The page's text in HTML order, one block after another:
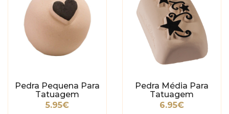
Pedra Pequena Para
Tatuagem
Temporária - Coração
5.95€
Pedra Média Para
Tatuagem
Temporária - Estrela
6.95€